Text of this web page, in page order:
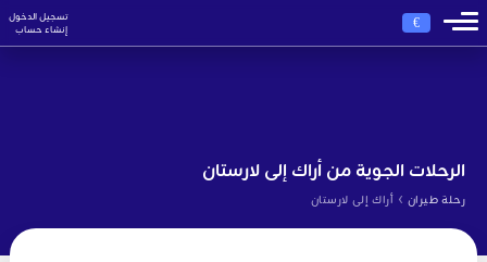
€
تسجيل الدخول
إنشاء حساب
الرحلات الجوية من أراك إلى لارستان
رحلة طيران › أراك إلى لارستان